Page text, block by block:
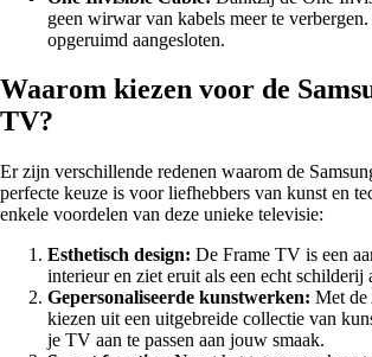
geen wirwar van kabels meer te
opgeruimd aangesloten.
Waarom kiezen voor de
TV?
Er zijn verschillende redenen waarom de
perfecte keuze is voor liefhebbers van kunst en
enkele voordelen van deze unieke televisie:
Esthetisch design: De Frame TV is een
interieur en ziet eruit als een echt schilderij
Gepersonaliseerde kunstwerken: Met de
kiezen uit een uitgebreide collectie van
je TV aan te passen aan jouw smaak.